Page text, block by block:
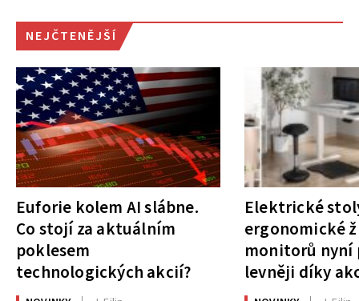
NEJČTENĚJŠÍ
Euforie kolem AI slábne.
Co stojí za aktuálním
poklesem
technologických akcií?
Elektrické
ergonomické
monitorů
levněji díky